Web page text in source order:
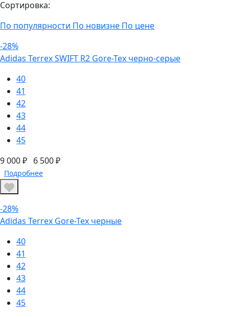
Сортировка:
По популярности По новизне По цене
-28%
Adidas Terrex SWIFT R2 Gore-Tex черно-серые
40
41
42
43
44
45
9 000 ₽ 6 500 ₽
Подробнее
-28%
Adidas Terrex Gore-Tex черные
40
41
42
43
44
45